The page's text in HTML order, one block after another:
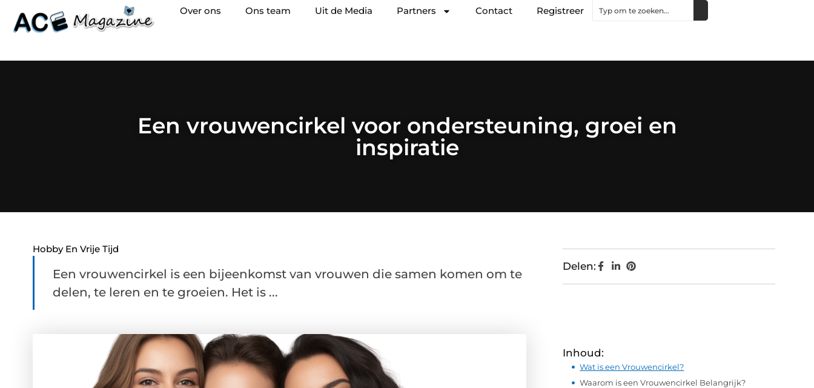
Over ons Ons team Uit de Media Partners Contact Registreer
Een vrouwencirkel voor ondersteuning, groei en
inspiratie
Hobby En Vrije Tijd
Een vrouwencirkel is een bijeenkomst van vrouwen die samen komen om te
delen, te leren en te groeien. Het is ...
Delen:
Inhoud:
Wat is een Vrouwencirkel?
Waarom is een Vrouwencirkel Belangrijk?